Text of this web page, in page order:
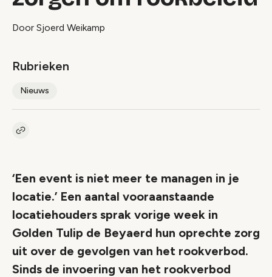
Door Sjoerd Weikamp
Rubrieken
Nieuws
Kopieer link naar artikel
‘Een event is niet meer te managen in je
locatie.’ Een aantal vooraanstaande
locatiehouders sprak vorige week in
Golden Tulip de Beyaerd hun oprechte zorg
uit over de gevolgen van het rookverbod.
Sinds de invoering van het rookverbod